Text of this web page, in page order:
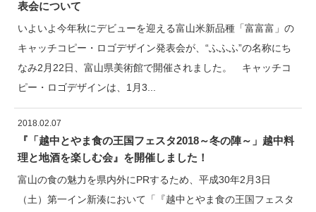
表会について
いよいよ今年秋にデビューを迎える富山米新品種「富富富」の
キャッチコピー・ロゴデザイン発表会が、“ふふふ”の名称にち
なみ2月22日、富山県美術館で開催されました。 キャッチコ
ピー・ロゴデザインは、1月3...
2018.02.07
『「越中とやま食の王国フェスタ2018～冬の陣～」越中料
理と地酒を楽しむ会』を開催しました！
富山の食の魅力を県内外にPRするため、平成30年2月3日
（土）第一イン新湊において「『越中とやま食の王国フェスタ